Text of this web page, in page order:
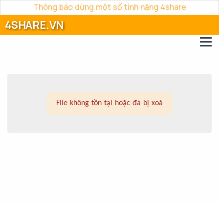
Thông báo dừng một số tính năng 4share
4SHARE.VN
File không tồn tại hoặc đã bị xoá